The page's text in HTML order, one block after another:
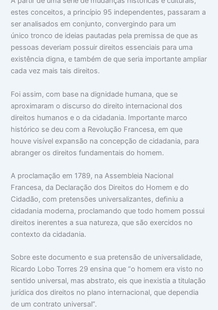
estes conceitos, a princípio 95 independentes, passaram a
ser analisados em conjunto, convergindo para um
único tronco de ideias pautadas pela premissa de que as
pessoas deveriam possuir direitos essenciais para uma
existência digna, e também de que seria importante ampliar
cada vez mais tais direitos.
Foi assim, com base na dignidade humana, que se
aproximaram o discurso do direito internacional dos
direitos humanos e o da cidadania. Importante marco
histórico se deu com a Revolução Francesa, em que
houve visível expansão na concepção de cidadania, para
abranger os direitos fundamentais do homem.
A proclamação em 1789, na Assembleia Nacional
Francesa, da Declaração dos Direitos do Homem e do
Cidadão, com pretensões universalizantes, deﬁniu a
cidadania moderna, proclamando que todo homem possui
direitos inerentes a sua natureza, que são exercidos no
contexto da cidadania.
Sobre este documento e sua pretensão de universalidade,
Ricardo Lobo Torres 29 ensina que “o homem era visto no
sentido universal, mas abstrato, eis que inexistia a titulação
jurídica dos direitos no plano internacional, que dependia
de um contrato universal”.